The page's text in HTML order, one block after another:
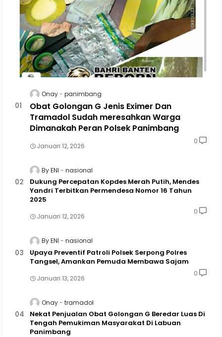
Onay panimbang
Obat Golongan G Jenis Eximer Dan
Tramadol Sudah meresahkan Warga
Dimanakah Peran Polsek Panimbang
Januari 12, 2026
0
By ENI nasional
Dukung Percepatan Kopdes Merah Putih, Mendes
Yandri Terbitkan Permendesa Nomor 16 Tahun
2025
Januari 12, 2026
0
By ENI nasional
Upaya Preventif Patroli Polsek Serpong Polres
Tangsel, Amankan Pemuda Membawa Sajam
Januari 13, 2026
0
Onay tramadol
Nekat Penjualan Obat Golongan G Beredar Luas Di
Tengah Pemukiman Masyarakat Di Labuan
Panimbang